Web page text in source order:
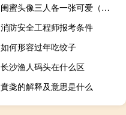
闺蜜头像三人各一张可爱（闺蜜头像三人各一张唯美）
消防安全工程师报考条件
如何形容过年吃饺子
长沙渔人码头在什么区
賁戔的解释及意思是什么